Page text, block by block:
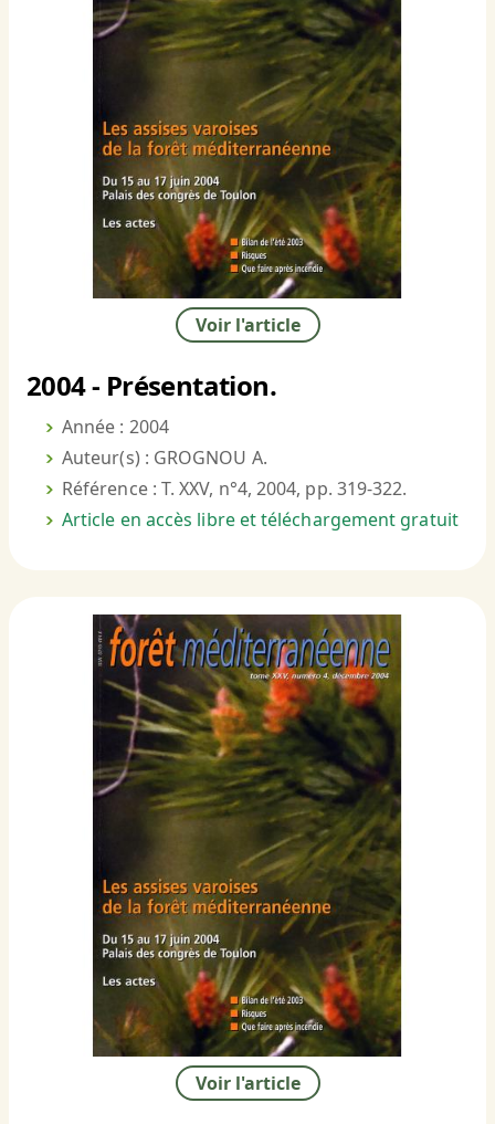
Voir l'article
2004 - Présentation.
Année : 2004
Auteur(s) : GROGNOU A.
Référence : T. XXV, n°4, 2004, pp. 319-322.
Article en accès libre et téléchargement gratuit
Voir l'article